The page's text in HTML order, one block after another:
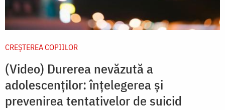
CREŞTEREA COPIILOR
(Video) Durerea nevăzută a
adolescenților: înțelegerea și
prevenirea tentativelor de suicid